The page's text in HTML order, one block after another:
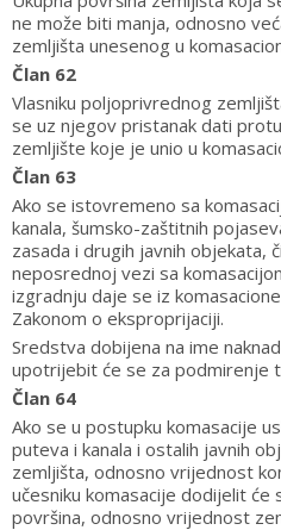
ne može biti manja, odnosno
zemljišta unesenog u
Član 62
Vlasniku poljoprivrednog
se uz njegov pristanak dati
zemljište koje je unio u
Član 63
Ako se istovremeno sa
kanala, šumsko-zaštitnih
zasada i drugih javnih objekata,
neposrednoj vezi sa
izgradnju daje se iz
Zakonom o eksproprijaciji.
Sredstva dobijena na ime
upotrijebit će se za podmirenje
Član 64
Ako se u postupku komasacije
puteva i kanala i ostalih javnih
zemljišta, odnosno vrijednost
učesniku komasacije dodijelit će
površina, odnosno vrijednost